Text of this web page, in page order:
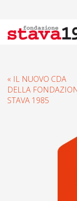
« IL NUOVO CDA
DELLA
STAVA 1985